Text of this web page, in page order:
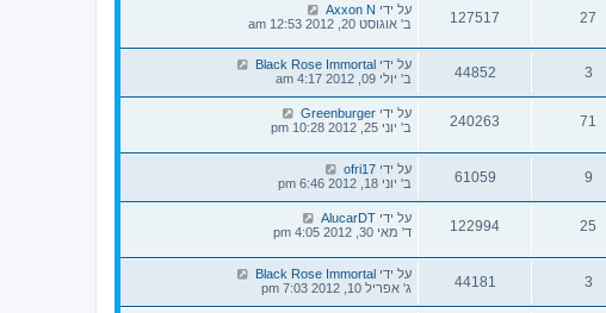
27
127517 על ידי Axxon N
ב' אוגוסט 20, 2012 12:53 am
3
44852 על ידי Black Rose Immortal
ב' יולי 09, 2012 4:17 am
71
240263 על ידי Greenburger
ב' יוני 25, 2012 10:28 pm
9
61059 על ידי ofri17
ב' יוני 18, 2012 6:46 pm
25
122994 על ידי AlucarDT
ד' מאי 30, 2012 4:05 pm
3
44181 על ידי Black Rose Immortal
ג' אפריל 10, 2012 7:03 pm